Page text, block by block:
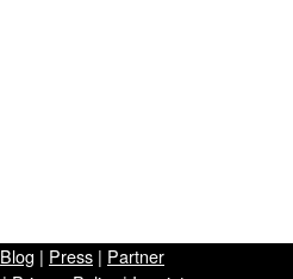
Blog | Press | Partner